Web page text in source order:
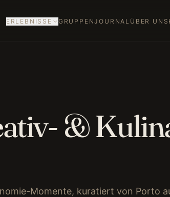
ERLEBNISSE GRUPPENJOURNAL ÜBER UNS
&
Momente, kuratiert von Porto